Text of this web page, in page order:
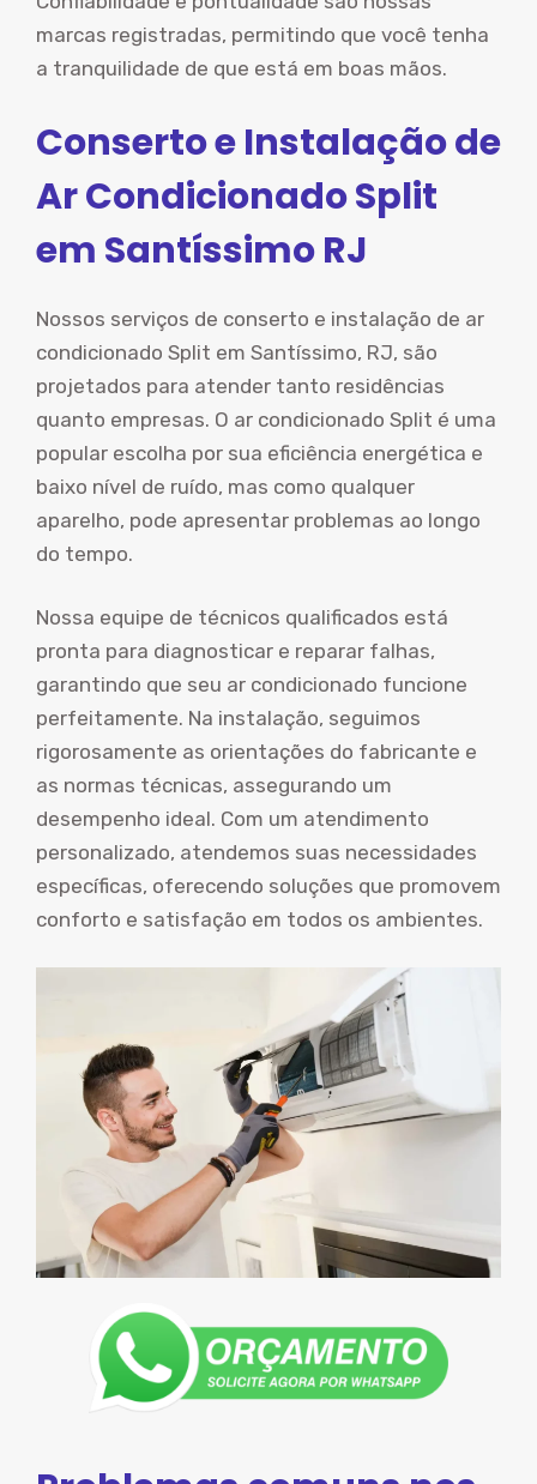
marcas registradas, permitindo que você tenha
a tranquilidade de que está em boas mãos.
Conserto e Instalação de
Ar Condicionado Split
em Santíssimo RJ
Nossos serviços de conserto e instalação de ar
condicionado Split em Santíssimo, RJ, são
projetados para atender tanto residências
quanto empresas. O ar condicionado Split é uma
popular escolha por sua eficiência energética e
baixo nível de ruído, mas como qualquer
aparelho, pode apresentar problemas ao longo
do tempo.
Nossa equipe de técnicos qualificados está
pronta para diagnosticar e reparar falhas,
garantindo que seu ar condicionado funcione
perfeitamente. Na instalação, seguimos
rigorosamente as orientações do fabricante e
as normas técnicas, assegurando um
desempenho ideal. Com um atendimento
personalizado, atendemos suas necessidades
específicas, oferecendo soluções que promovem
conforto e satisfação em todos os ambientes.